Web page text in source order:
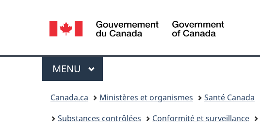
Sélection
de
la
langue
Canada
Menu
MENU PRINCIPAL
Canada.ca Ministères et organismes Santé Canada
Substances contrôlées
Conformité et surveillance